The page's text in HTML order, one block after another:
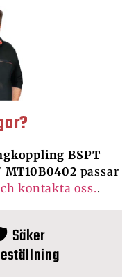
BSPT
MT10B0402 passar
kontakta oss..
Säker